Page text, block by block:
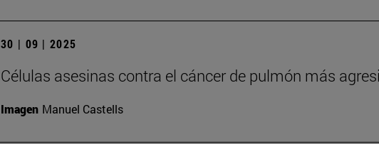
30 | 09 | 2025
Células asesinas contra el cáncer de pulmón más
Imagen Manuel Castells